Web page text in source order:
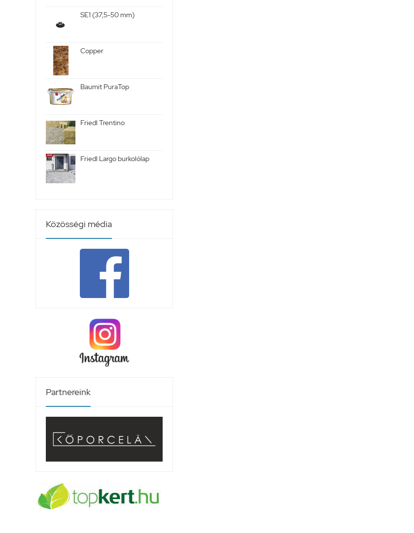
SE1 (37,5-50 mm)
Copper
Baumit PuraTop
Friedl Trentino
Friedl Largo burkolólap
Közösségi média
Partnereink